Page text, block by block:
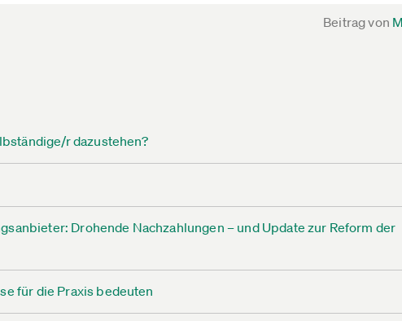
Beitrag von
r dazustehen?
Drohende Nachzahlungen – und Update zur Reform der
für die Praxis bedeuten